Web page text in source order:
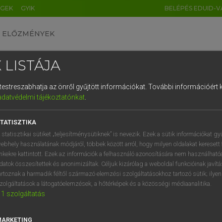
GYIK BELÉPÉS EDUID-
ELŐZMÉNYEK
egyetemes nagyszótár
VAN ELŐFIZETÉSED?
megtekintéséhez.
LISTÁJA
az önről gyűjtött információkat. További információért
tájékoztatónkat.
statisztikai sütiket „teljesítménysütiknek” is nevezik. Ezek a sütik információkat
használatának módjáról, többek között arról, hogy milyen oldalakat keresett
kattintott. Ezek az információk a felhasználó azonosítására nem
összesítettek és anonimizáltak. Céljuk kizárólag a weboldal funkcióinak
a harmadik féltől származó elemzési szolgáltatásokhoz tartozó sütik;
a látogatóelemzések, a hőtérképek és a közösségi médiaanalitika.
1 szolgáltatás
DE CN FR ES IT NL
1 2 3 4 5 6 7 8 9
q w e r t z u i
a s d f g h j k l é
í y x c v b n m , .